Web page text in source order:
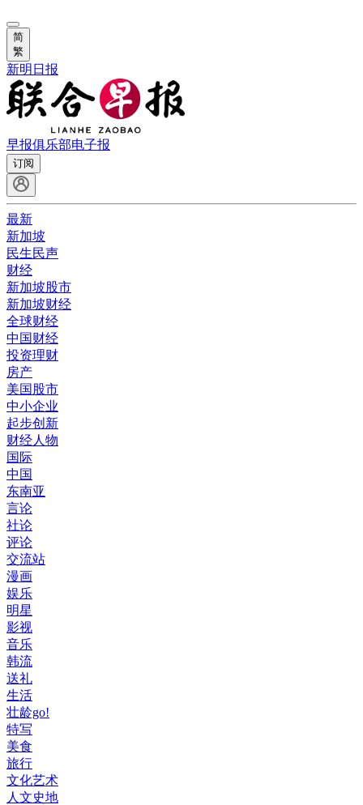
简
繁
新明日报
早报俱乐部电子报
订阅
最新
新加坡
民生民声
财经
新加坡股市
新加坡财经
全球财经
中国财经
投资理财
房产
美国股市
中小企业
起步创新
财经人物
国际
中国
东南亚
言论
社论
评论
交流站
漫画
娱乐
明星
影视
音乐
韩流
送礼
生活
壮龄go!
特写
美食
旅行
文化艺术
人文史地